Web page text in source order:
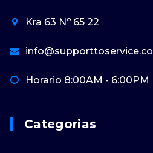
Kra 63 Nº 65 22
info@supporttoservice.co
Horario 8:00AM - 6:00PM
Categorias